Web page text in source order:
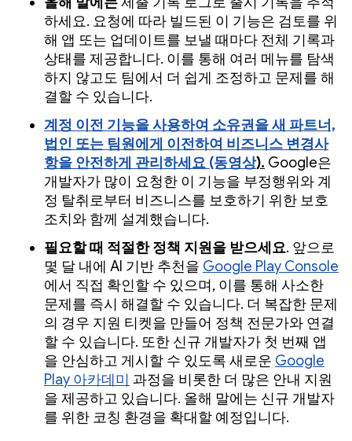
하세요. 요청에 따라 빌드된 이 기능은 검토를 위
해 앱 또는 업데이트를 보낼 때마다 전체 기록과
상태를 제공합니다. 이를 통해 여러 메뉴를 탐색
하지 않고도 팀에서 더 쉽게 조정하고 문제를 해
결할 수 있습니다.
계정 이전 기능을 사용하여 소유권을 새 파트너,
법인 또는 팀원에게 이전하여 비즈니스 변경사
항을 안전하게 관리하세요 (동영상). Google은
개발자가 많이 요청한 이 기능을 부정행위와 계
정 탈취로부터 비즈니스를 보호하기 위한 보호
조치와 함께 설계했습니다.
필요할 때 적절한 정책 지원을 받으세요. 앞으로
몇 달 내에 AI 기반 추천을 Google Play Console
에서 직접 확인할 수 있으며, 이를 통해 사소한
문제를 즉시 해결할 수 있습니다. 더 복잡한 문제
의 경우 지원 티켓을 만들어 정책 전문가와 연결
할 수 있습니다. 또한 신규 개발자가 첫 번째 앱
을 안심하고 게시할 수 있도록 새로운 Google
Play 아카데미 과정을 비롯한 더 많은 안내 지원
을 제공하고 있습니다. 올해 말에는 신규 개발자
를 위한 코칭 환경을 확대할 예정입니다.